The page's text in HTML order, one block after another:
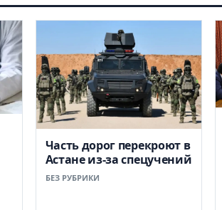
Часть дорог перекроют в
Астане из-за спецучений
БЕЗ РУБРИКИ